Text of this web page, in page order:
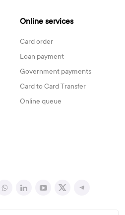
Online services
Card order
Loan payment
Government payments
Card to Card Transfer
Online queue